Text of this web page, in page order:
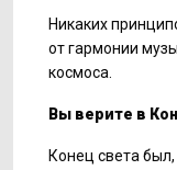
Никаких
от гармонии
космоса.
Вы верите в
Конец света был,